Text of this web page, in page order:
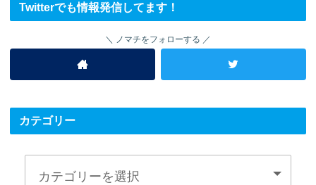
Twitterでも情報発信してます！
ノマチをフォローする
カテゴリー